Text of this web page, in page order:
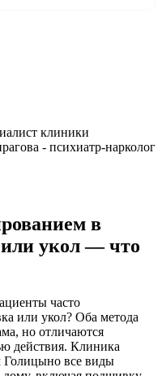
клиники
- психиатр-нарколог
в
укол — что
часто
или укол? Оба метода
но отличаются
действия. Клиника
Голицыно все виды